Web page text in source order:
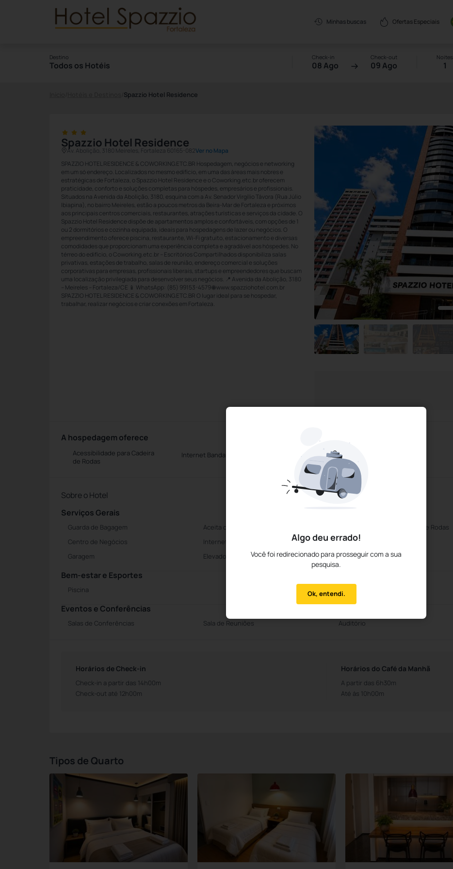
Minhas buscas Ofertas Especiais
Algo deu errado!
Você foi redirecionado para prosseguir com a sua
pesquisa.
Ok, entendi.
Destino
Todos os Hotéis
Check-in
08 Ago
Check-out
09 Ago
Noites
1
Spazzio Hotel Residence
Spazzio Hotel Residence
Av. Abolição, 3180 Meireles, Fortaleza 60165-082Ver no Mapa
SPAZZIO HOTEL RESIDENCE & COWORKING.ETC.BR Hospedagem, negócios e networking
em um só endereço. Localizados no mesmo edifício, em uma das áreas mais nobres e
estratégicas de Fortaleza, o Spazzio Hotel Residence e o Coworking.etc.br oferecem
praticidade, conforto e soluções completas para hóspedes, empresários e profissionais.
Situados na Avenida da Abolição, 3180, esquina com a Av. Senador Virgílio Távora (Rua Júlio
Ibiapina), no bairro Meireles, estão a poucos metros da Beira-Mar de Fortaleza e próximos
aos principais centros comerciais, restaurantes, atrações turísticas e serviços da cidade. O
Spazzio Hotel Residence dispõe de apartamentos amplos e confortáveis, com opções de 1
ou 2 dormitórios e cozinha equipada, ideais para hospedagens de lazer ou negócios. O
empreendimento oferece piscina, restaurante, Wi-Fi gratuito, estacionamento e diversas
comodidades que proporcionam uma experiência completa e agradável aos hóspedes. No
térreo do edifício, o Coworking.etc.br – Escritórios Compartilhados disponibiliza salas
privativas, estações de trabalho, salas de reunião, endereço comercial e soluções
corporativas para empresas, profissionais liberais, startups e empreendedores que buscam
uma localização privilegiada para desenvolver seus negócios. 📍 Avenida da Abolição, 3180
– Meireles – Fortaleza/CE 📱 WhatsApp: (85) 99153-4579 🌐 www.spazziohotel.com.br
SPAZZIO HOTEL RESIDENCE & COWORKING.ETC.BR O lugar ideal para se hospedar,
trabalhar, realizar negócios e criar conexões em Fortaleza.
A hospedagem oferece
Acessibilidade para Cadeira
de Rodas
Internet Banda Larga Estacionamento Gratuito
Sobre o Hotel
Serviços Gerais
Guarda de Bagagem Aceita os principais cartões de crédito Acessibilidade para Cadeira de Rodas
Centro de Negócios
Internet Banda Larga Recepção 24 horas
Garagem
Elevador Internet sem fio
Bem-estar e Esportes
Piscina
Eventos e Conferências
Salas de Conferências Sala de Reuniões Auditório
Horários de Check-in
Check-in a partir das 14h00m
Check-out até 12h00m
Horários do Café da Manhã
A partir das 6h30m
Até às 10h00m
Tipos de Quarto